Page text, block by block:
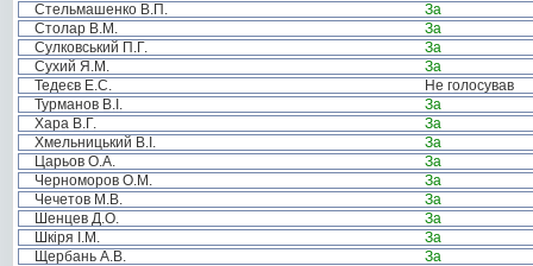
Стельмашенко В.П.
За
Столар В.М.
За
Сулковський П.Г.
За
Сухий Я.М.
За
Тедеєв Е.С.
Не голосував
Турманов В.І.
За
Хара В.Г.
За
Хмельницький В.І.
За
Царьов О.А.
За
Черноморов О.М.
За
Чечетов М.В.
За
Шенцев Д.О.
За
Шкіря І.М.
За
Щербань А.В.
За